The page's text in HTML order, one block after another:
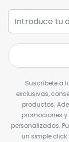
Suscríbete a
exclusivas,
productos.
promociones
personalizados.
un simple